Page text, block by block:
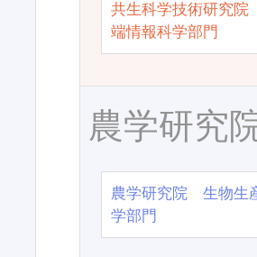
共生科学技術研究
端情報科学部門
農学研究
農学研究院 生物生
学部門